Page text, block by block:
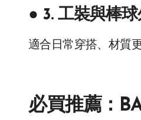
● 3. 工裝與棒
適合日常穿搭、材質
必買推薦：